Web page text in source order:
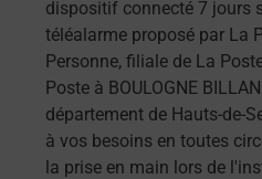
dispositif connecté 7 jours
téléalarme proposé par La
Personne, filiale de La
Poste à BOULOGNE
département de Hauts-de-
à vos besoins en toutes
la prise en main lors de